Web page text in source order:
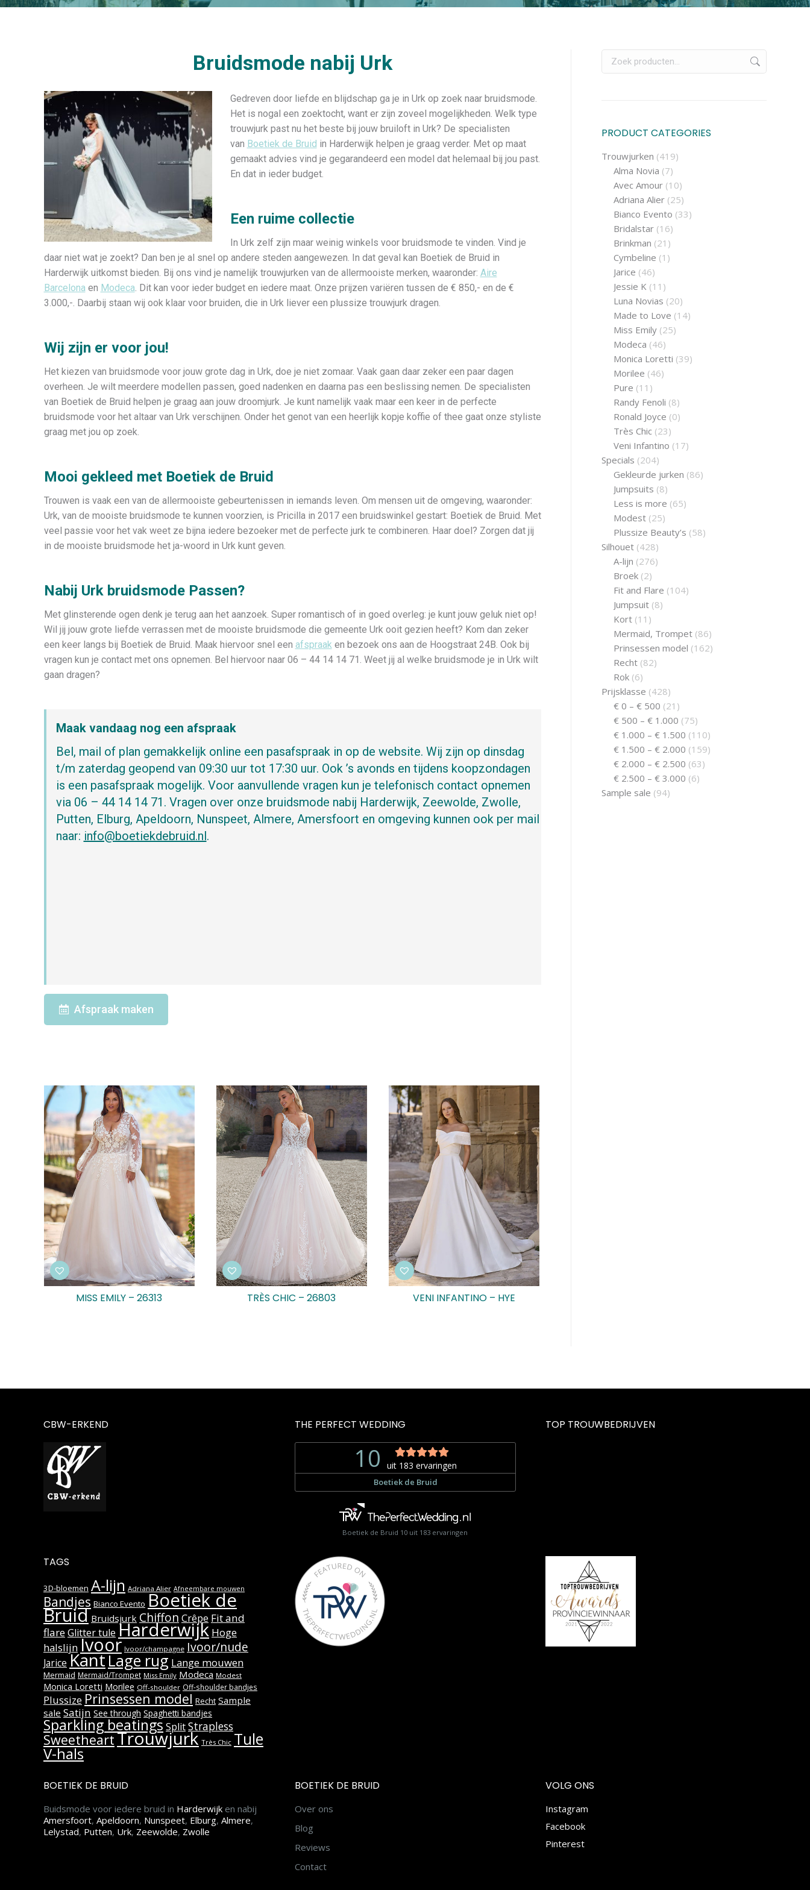
Bruidsmode nabij Urk
Gedreven door liefde en blijdschap ga je in Urk op zoek naar bruidsmode.
Het is nogal een zoektocht, want er zijn zoveel mogelijkheden. Welk type
trouwjurk past nu het beste bij jouw bruiloft in Urk? De specialisten
van Boetiek de Bruid in Harderwijk helpen je graag verder. Met op maat
gemaakt advies vind je gegarandeerd een model dat helemaal bij jou past.
En dat in ieder budget.
Een ruime collectie
In Urk zelf zijn maar weinig winkels voor bruidsmode te vinden. Vind je
daar niet wat je zoekt? Dan ben je al snel op andere steden aangewezen. In dat geval kan Boetiek de Bruid in
Harderwijk uitkomst bieden. Bij ons vind je namelijk trouwjurken van de allermooiste merken, waaronder: Aire
Barcelonaen Modeca. Dit kan voor ieder budget en iedere maat. Onze prijzen variëren tussen de € 850,- en de €
3.000,-. Daarbij staan wij ook klaar voor bruiden, die in Urk liever een plussize trouwjurk dragen.
Wij zijn er voor jou!
Het kiezen van bruidsmode voor jouw grote dag in Urk, doe je niet zomaar. Vaak gaan daar zeker een paar dagen
overheen. Je wilt meerdere modellen passen, goed nadenken en daarna pas een beslissing nemen. De specialisten
van Boetiek de Bruid helpen je graag aan jouw droomjurk. Je kunt namelijk vaak maar een keer in de perfecte
bruidsmode voor het altaar van Urk verschijnen. Onder het genot van een heerlijk kopje koffie of thee gaat onze styliste
graag met jou op zoek.
Mooi gekleed met Boetiek de Bruid
Trouwen is vaak een van de allermooiste gebeurtenissen in iemands leven. Om mensen uit de omgeving, waaronder:
Urk, van de mooiste bruidsmode te kunnen voorzien, is Pricilla in 2017 een bruidswinkel gestart: Boetiek de Bruid. Met
veel passie voor het vak weet ze bijna iedere bezoeker met de perfecte jurk te combineren. Haar doel? Zorgen dat jij
in de mooiste bruidsmode het ja-woord in Urk kunt geven.
Nabij Urk bruidsmode Passen?
Met glinsterende ogen denk je terug aan het aanzoek. Super romantisch of in goed overleg: je kunt jouw geluk niet op!
Wil jij jouw grote liefde verrassen met de mooiste bruidsmode die gemeente Urk ooit gezien heeft? Kom dan zeker
een keer langs bij Boetiek de Bruid. Maak hiervoor snel een afspraaken bezoek ons aan de Hoogstraat 24B. Ook bij
vragen kun je contact met ons opnemen. Bel hiervoor naar 06 – 44 14 14 71. Weet jij al welke bruidsmode je in Urk wilt
gaan dragen?
Maak vandaag nog een afspraak
Bel, mail of plan gemakkelijk online een pasafspraak in op de website. Wij zijn op dinsdag
t/m zaterdag geopend van 09:30 uur tot 17:30 uur. Ook ’s avonds en tijdens koopzondagen
is een pasafspraak mogelijk. Voor aanvullende vragen kun je telefonisch contact opnemen
via 06 – 44 14 14 71. Vragen over onze bruidsmode nabij Harderwijk, Zeewolde, Zwolle,
Putten, Elburg, Apeldoorn, Nunspeet, Almere, Amersfoort en omgeving kunnen ook per mail
naar: info@boetiekdebruid.nl.
Afspraak maken
MISS EMILY – 26313 TRÈS CHIC – 26803 VENI INFANTINO – HYE
PRODUCT CATEGORIES
Trouwjurken (419)
Alma Novia (7)
Avec Amour (10)
Adriana Alier (25)
Bianco Evento (33)
Bridalstar (16)
Brinkman (21)
Cymbeline (1)
Jarice (46)
Jessie K (11)
Luna Novias (20)
Made to Love (14)
Miss Emily (25)
Modeca (46)
Monica Loretti (39)
Morilee (46)
Pure (11)
Randy Fenoli (8)
Ronald Joyce (0)
Très Chic (23)
Veni Infantino (17)
Specials (204)
Gekleurde jurken (86)
Jumpsuits (8)
Less is more (65)
Modest (25)
Plussize Beauty’s (58)
Silhouet (428)
A-lijn (276)
Broek (2)
Fit and Flare (104)
Jumpsuit (8)
Kort (11)
Mermaid, Trompet (86)
Prinsessen model (162)
Recht (82)
Rok (6)
Prijsklasse (428)
€ 0 – € 500 (21)
€ 500 – € 1.000 (75)
€ 1.000 – € 1.500 (110)
€ 1.500 – € 2.000 (159)
€ 2.000 – € 2.500 (63)
€ 2.500 – € 3.000 (6)
Sample sale (94)
CBW-ERKEND THE PERFECT WEDDING
Boetiek de Bruid 10uit 183ervaringen
TOP TROUWBEDRIJVEN
TAGS
3D-bloemen A-lijn Adriana Alier Afneembare mouwen
Bandjes Bianco Evento Boetiek de
Bruid Bruidsjurk Chiffon Crêpe Fit and
flareGlitter tule Harderwijk Hoge
halslijnIvoor Ivoor/champagne Ivoor/nude
Jarice KantLage rug Lange mouwen
Mermaid Mermaid/Trompet Miss Emily Modeca Modest
Monica Loretti Morilee Off-shoulder Off-shoulder bandjes
Plussize Prinsessen model Recht Sample
sale Satijn See through Spaghetti bandjes
Sparkling beatings SplitStrapless
SweetheartTrouwjurk Très Chic Tule
V-hals
BOETIEK DE BRUID
Buidsmode voor iedere bruid in Harderwijk en nabij
Amersfoort, Apeldoorn, Nunspeet, Elburg, Almere,
Lelystad, Putten, Urk, Zeewolde, Zwolle
BOETIEK DE BRUID
Over ons
Blog
Reviews
Contact
VOLG ONS
Instagram
Facebook
Pinterest